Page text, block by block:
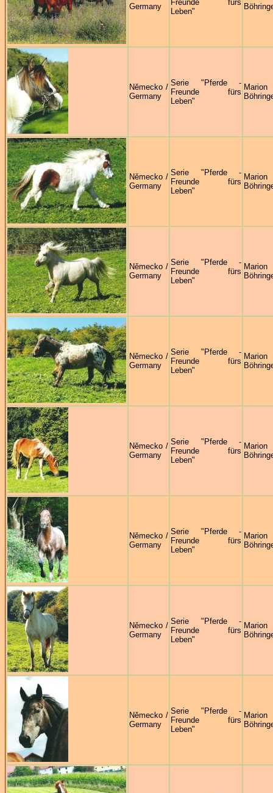
Germany
Freunde fürs
Leben"
Německo /
Germany
Serie "Pferde -
Freunde fürs
Leben"
Marion
Německo /
Germany
Serie "Pferde -
Freunde fürs
Leben"
Marion
Německo /
Germany
Serie "Pferde -
Freunde fürs
Leben"
Marion
Německo /
Germany
Serie "Pferde -
Freunde fürs
Leben"
Marion
Německo /
Germany
Serie "Pferde -
Freunde fürs
Leben"
Marion
Německo /
Germany
Serie "Pferde -
Freunde fürs
Leben"
Marion
Německo /
Germany
Serie "Pferde -
Freunde fürs
Leben"
Marion
Německo /
Germany
Serie "Pferde -
Freunde fürs
Leben"
Marion